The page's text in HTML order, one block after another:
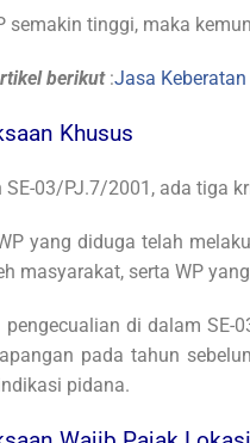
semakin tinggi, maka
berikut :Jasa
Khusus
SE-03/PJ.7/2001, ada tiga
yang diduga telah
masyarakat, serta WP
pengecualian di dalam
pada tahun
pidana.